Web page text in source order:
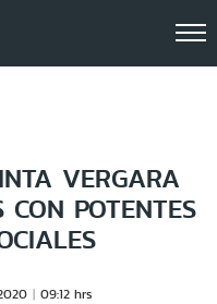
VERGARA
CON POTENTES
09:12 hrs